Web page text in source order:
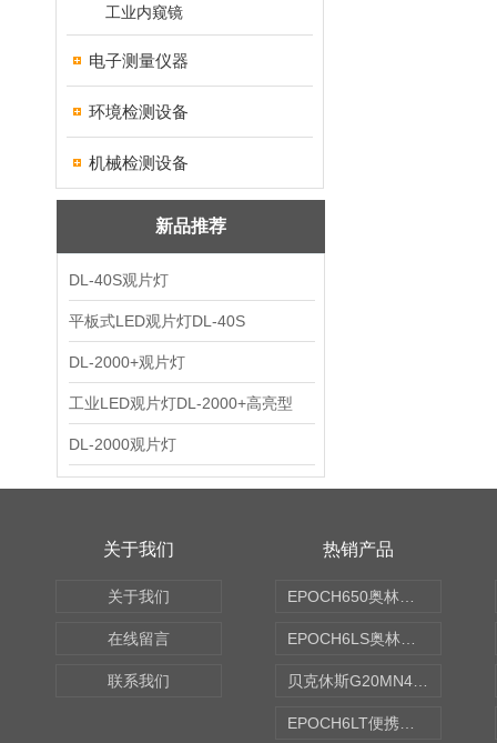
工业内窥镜
电子测量仪器
环境检测设备
机械检测设备
新品推荐
DL-40S观片灯
平板式LED观片灯DL-40S
DL-2000+观片灯
工业LED观片灯DL-2000+高亮型
DL-2000观片灯
关于我们
关于我们
在线留言
联系我们
热销产品